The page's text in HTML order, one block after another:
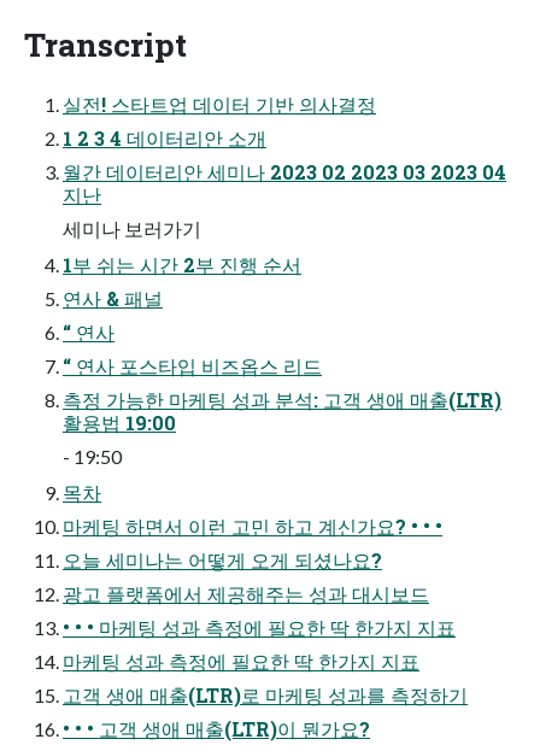
Transcript
실전! 스타트업 데이터 기반 의사결정
1 2 3 4 데이터리안 소개
월간 데이터리안 세미나 2023 02 2023 03 2023 04
지난
세미나 보러가기
1부 쉬는 시간 2부 진행 순서
연사 & 패널
“ 연사
“ 연사 포스타입 비즈옵스 리드
측정 가능한 마케팅 성과 분석: 고객 생애 매출(LTR)
활용법 19:00
- 19:50
목차
마케팅 하면서 이런 고민 하고 계신가요? • • •
오늘 세미나는 어떻게 오게 되셨나요?
광고 플랫폼에서 제공해주는 성과 대시보드
• • • 마케팅 성과 측정에 필요한 딱 한가지 지표
마케팅 성과 측정에 필요한 딱 한가지 지표
고객 생애 매출(LTR)로 마케팅 성과를 측정하기
• • • 고객 생애 매출(LTR)이 뭔가요?